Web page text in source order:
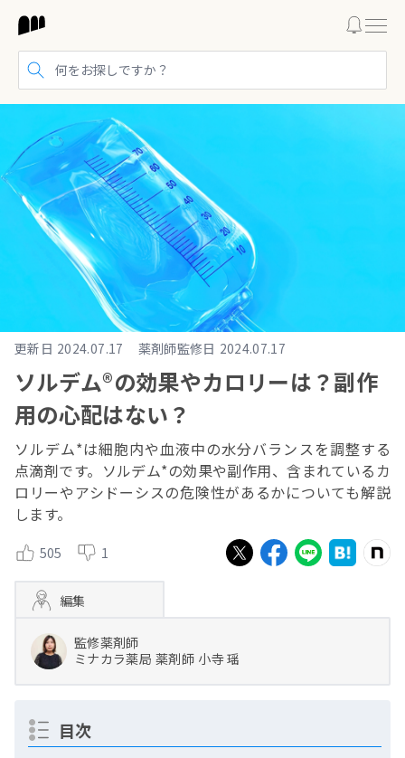
検索する
更新日 2024.07.17 薬剤師監修日 2024.07.17
ソルデム®︎の効果やカロリーは？副作
用の心配はない？
ソルデム*は細胞内や血液中の水分バランスを調整する
点滴剤です。ソルデム*の効果や副作用、含まれているカ
ロリーやアシドーシスの危険性があるかについても解説
します。
505 1
編集
監修薬剤師
ミナカラ薬局 薬剤師 小寺 瑶
目次